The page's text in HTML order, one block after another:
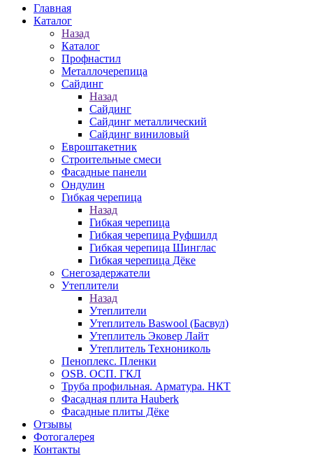
Главная
Каталог
Назад
Каталог
Профнастил
Металлочерепица
Сайдинг
Назад
Сайдинг
Сайдинг металлический
Сайдинг виниловый
Евроштакетник
Строительные смеси
Фасадные панели
Ондулин
Гибкая черепица
Назад
Гибкая черепица
Гибкая черепица Руфшилд
Гибкая черепица Шинглас
Гибкая черепица Дёке
Снегозадержатели
Утеплители
Назад
Утеплители
Утеплитель Baswool (Басвул)
Утеплитель Эковер Лайт
Утеплитель Технониколь
Пеноплекс. Пленки
OSB. ОСП. ГКЛ
Труба профильная. Арматура. НКТ
Фасадная плита Hauberk
Фасадные плиты Дёке
Отзывы
Фотогалерея
Контакты